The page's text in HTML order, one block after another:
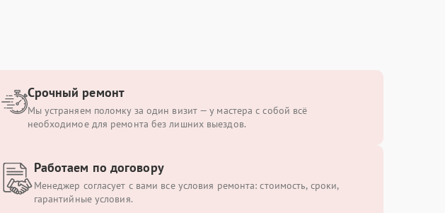
Срочный ремонт
Мы устраняем поломку за один визит — у мастера с собой всё
необходимое для ремонта без лишних выездов.
Работаем по договору
Менеджер согласует с вами все условия ремонта: стоимость, сроки,
гарантийные условия.